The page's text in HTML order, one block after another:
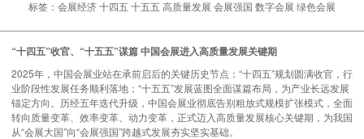
标签：会展经济 十四五 十五五 高质量发展 会展强国 数字会展 绿色会展
“十四五”收官、“十五五”谋篇 中国会展进入高质量发展关键期
2025年，中国会展业站在承前启后的关键历史节点：“十四五”规划圆满收官，行
业阶段性发展任务顺利落地；“十五五”发展蓝图全面谋篇布局，为产业长远发展
锚定方向。历经五年迭代升级，中国会展业彻底告别粗放式规模扩张模式，全面
转向质量变革、效率变革、动力变革，正式迈入高质量发展核心关键期，为我国
从“会展大国”向“会展强国”跨越式发展夯实坚实基础。